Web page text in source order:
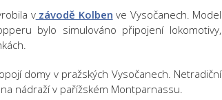
vzávodě Kolben ve Vysočanech. Model
bylo simulováno připojení lokomotivy,
domy v pražských Vysočanech. Netradiční
nádraží v pařížském Montparnassu.